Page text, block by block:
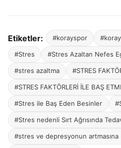
Etiketler: #korayspor
#Stres #Stres Azaltan Nefes
#stres azaltma #STRES
#STRES FAKTÖRLERİ İLE BAŞ
#Stres ile Baş Eden Besinler
#Stres nedenli Sırt Ağrısında
#stres ve depresyonun